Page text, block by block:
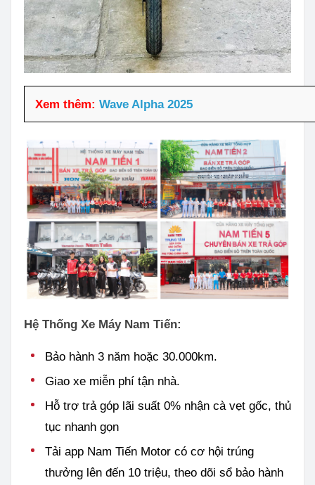
Xem thêm: Wave Alpha 2025
Hệ Thống Xe Máy Nam Tiến:
Bảo hành 3 năm hoặc 30.000km.
Giao xe miễn phí tận nhà.
Hỗ trợ trả góp lãi suất 0% nhận cà vẹt gốc, thủ
tục nhanh gọn
Tải app Nam Tiến Motor có cơ hội trúng
thưởng lên đến 10 triệu, theo dõi sổ bảo hành